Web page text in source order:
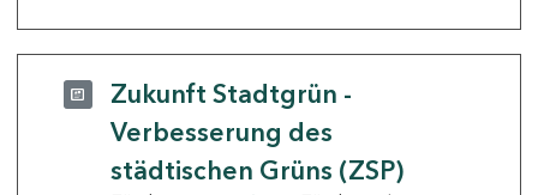
Zukunft Stadtgrün -
Verbesserung des
städtischen Grüns (ZSP)